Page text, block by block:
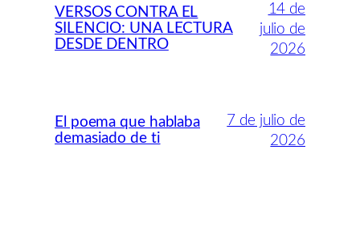
VERSOS CONTRA EL
SILENCIO: UNA LECTURA
DESDE DENTRO
14 de
julio de
2026
El poema que hablaba
demasiado de ti
7 de julio de
2026